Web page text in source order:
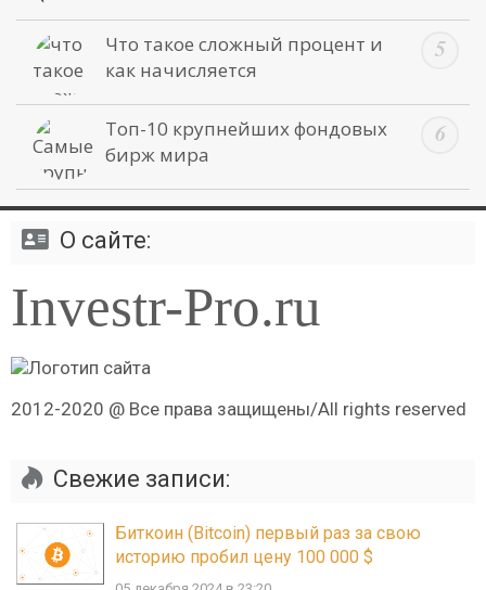
Что такое сложный процент и
как начисляется
Топ-10 крупнейших фондовых
бирж мира
О сайте:
Investr-Pro.ru
2012-2020 @ Все права защищены/All rights reserved
Свежие записи:
Биткоин (Bitcoin) первый раз за свою
историю пробил цену 100 000 $